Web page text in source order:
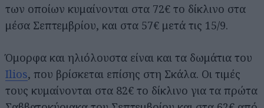
των οποίων κυμαίνονται στα 72€ το δίκλινο στα
μέσα Σεπτεμβρίου, και στα 57€ μετά τις 15/9.
Όμορφα και ηλιόλουστα είναι και τα δωμάτια του
Ilios, που βρίσκεται επίσης στη Σκάλα. Οι τιμές
τους κυμαίνονται στα 82€ το δίκλινο για τα πρώτα